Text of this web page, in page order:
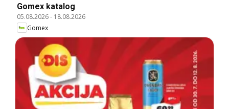
Gomex katalog
05.08.2026- 18.08.2026
Gomex